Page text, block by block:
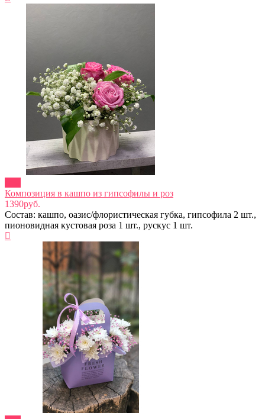
Композиция в кашпо из гипсофилы и роз
1390руб.
Состав: кашпо, оазис/флористическая губка, гипсофила 2 шт.,
пионовидная кустовая роза 1 шт., рускус 1 шт.